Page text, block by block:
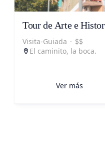
Tour de Arte e
Visita-Guiada · $$
El caminito, la boca.
Ver más